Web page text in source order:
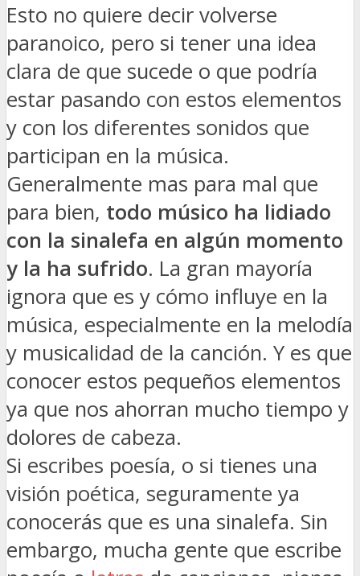
Esto no quiere decir volverse
paranoico, pero si tener una idea
clara de que sucede o que podría
estar pasando con estos elementos
y con los diferentes sonidos que
participan en la música.
Generalmente mas para mal que
para bien, todo músico ha lidiado
con la sinalefa en algún momento
y la ha sufrido. La gran mayoría
ignora que es y cómo influye en la
música, especialmente en la melodía
y musicalidad de la canción. Y es que
conocer estos pequeños elementos
ya que nos ahorran mucho tiempo y
dolores de cabeza.
Si escribes poesía, o si tienes una
visión poética, seguramente ya
conocerás que es una sinalefa. Sin
embargo, mucha gente que escribe